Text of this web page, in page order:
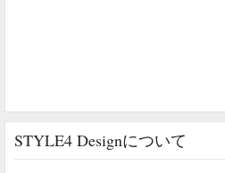
STYLE4 Designについて